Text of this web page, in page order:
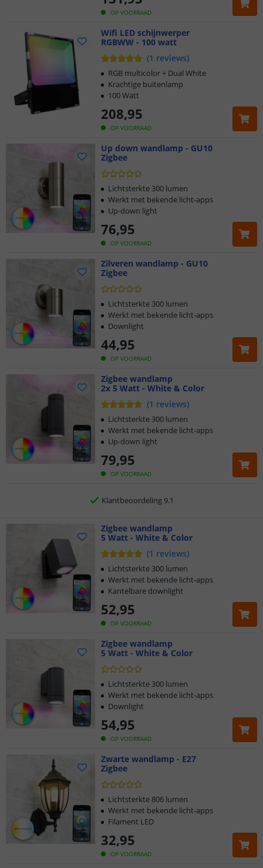
OP VOORRAAD
Wifi LED schijnwerper
RGBWW - 100 watt
(1 reviews)
OP VOORRAAD
208,95
RGB multicolor + Dual White
Krachtige buitenlamp
100 Watt
Up down wandlamp - GU10
Zigbee
OP VOORRAAD
76,95
Lichtsterkte 300 lumen
Werkt met bekende licht-apps
Up-down light
Zilveren wandlamp - GU10
Zigbee
OP VOORRAAD
44,95
Lichtsterkte 300 lumen
Werkt met bekende licht-apps
Downlight
Zigbee wandlamp
2x 5 Watt - White & Color
(1 reviews)
OP VOORRAAD
79,95
Lichtsterkte 300 lumen
Werkt met bekende licht-apps
Up-down light
Klantbeoordeling 9.1
Voor 23:45 uur besteld,morgen in huis
2 jaar garantie
Gratis verzending vanaf € 20,-
Klantbeoordeling 9.1
Voor 23:45 uur besteld,morgen in huis
Zigbee wandlamp
5 Watt - White & Color
(1 reviews)
OP VOORRAAD
52,95
Lichtsterkte 300 lumen
Werkt met bekende licht-apps
Kantelbare downlight
Zigbee wandlamp
5 Watt - White & Color
OP VOORRAAD
54,95
Lichtsterkte 300 lumen
Werkt met bekende licht-apps
Downlight
Zwarte wandlamp - E27
Zigbee
OP VOORRAAD
32,95
Lichtsterkte 806 lumen
Werkt met bekende licht-apps
Filament LED